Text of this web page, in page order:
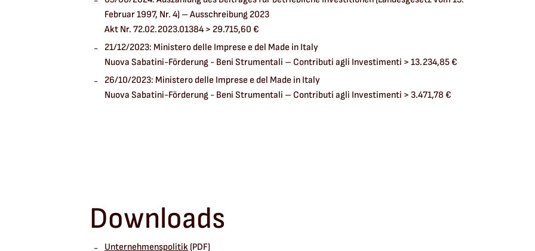
Februar 1997, Nr. 4) – Ausschreibung 2023
Akt Nr. 72.02.2023.01384 > 29.715,60 €
21/12/2023: Ministero delle Imprese e del Made in Italy
Nuova Sabatini-Förderung - Beni Strumentali – Contributi agli Investimenti > 13.234,85 €
26/10/2023: Ministero delle Imprese e del Made in Italy
Nuova Sabatini-Förderung - Beni Strumentali – Contributi agli Investimenti > 3.471,78 €
Downloads
Unternehmenspolitik (PDF)